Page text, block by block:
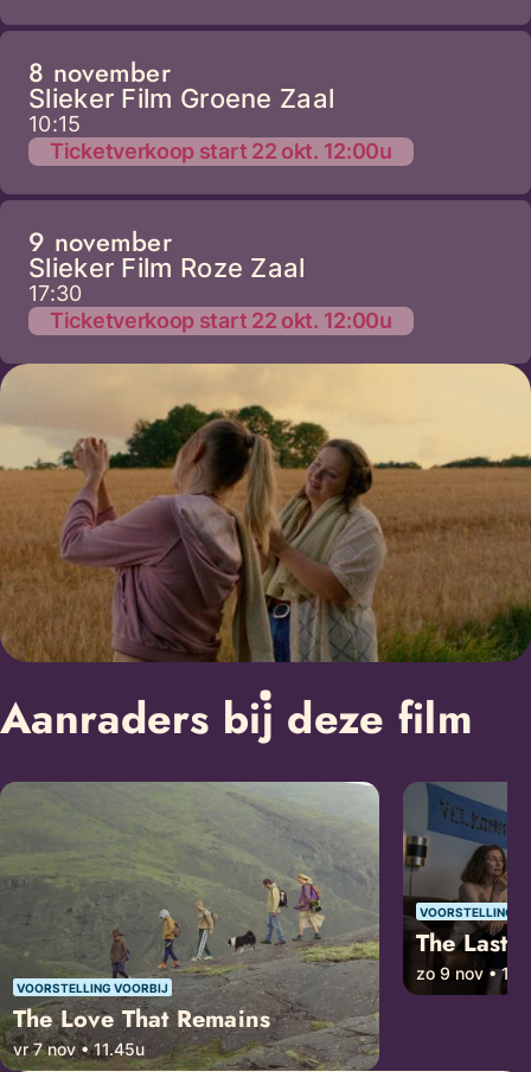
8 november
Slieker Film Groene Zaal
10:15
Ticketverkoop start 22 okt. 12:00u
9 november
Slieker Film Roze Zaal
17:30
Ticketverkoop start 22 okt. 12:00u
Aanraders bij deze film
VOORSTELLING VOORBIJ
The Love That Remains
vr 7 nov • 11.45u
VOORSTELLING
The Last
zo 9 nov •